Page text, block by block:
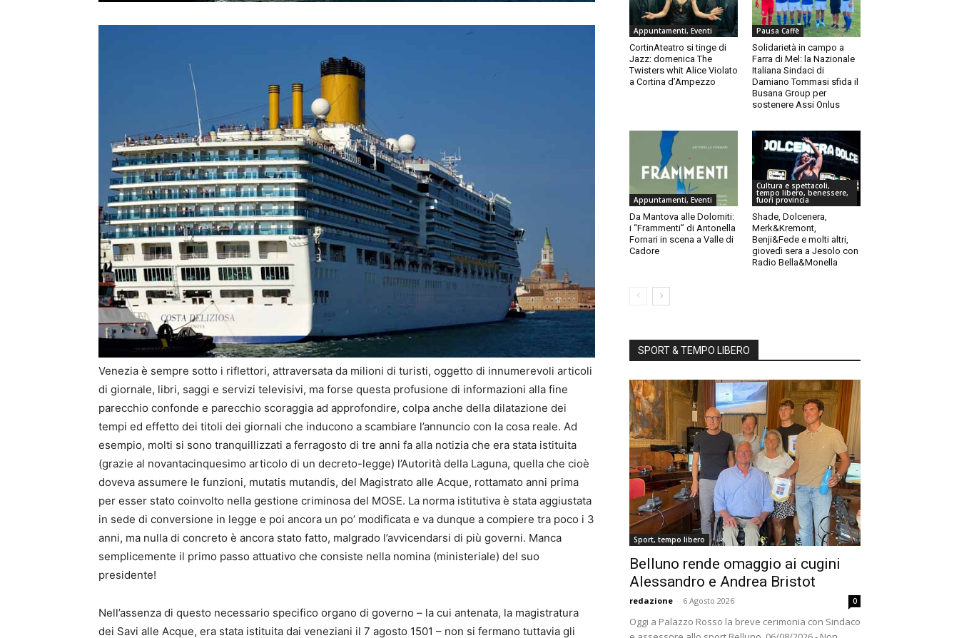
Venezia è sempre sotto i riflettori, attraversata da milioni di turisti, oggetto di innumerevoli articoli
di giornale, libri, saggi e servizi televisivi, ma forse questa profusione di informazioni alla fine
parecchio confonde e parecchio scoraggia ad approfondire, colpa anche della dilatazione dei
tempi ed effetto dei titoli dei giornali che inducono a scambiare l’annuncio con la cosa reale. Ad
esempio, molti si sono tranquillizzati a ferragosto di tre anni fa alla notizia che era stata istituita
(grazie al novantacinquesimo articolo di un decreto-legge) l’Autorità della Laguna, quella che cioè
doveva assumere le funzioni, mutatis mutandis, del Magistrato alle Acque, rottamato anni prima
per esser stato coinvolto nella gestione criminosa del MOSE. La norma istitutiva è stata aggiustata
in sede di conversione in legge e poi ancora un po’ modificata e va dunque a compiere tra poco i 3
anni, ma nulla di concreto è ancora stato fatto, malgrado l’avvicendarsi di più governi. Manca
semplicemente il primo passo attuativo che consiste nella nomina (ministeriale) del suo
presidente!
Nell’assenza di questo necessario specifico organo di governo – la cui antenata, la magistratura
dei Savi alle Acque, era stata istituita dai veneziani il 7 agosto 1501 – non si fermano tuttavia gli
Appuntamenti, Eventi
CortinAteatro si tinge di
Jazz: domenica The
Twisters whit Alice Violato
a Cortina d’Ampezzo
Pausa Caffè
Solidarietà in campo a
Farra di Mel: la Nazionale
Italiana Sindaci di
Damiano Tommasi sfida il
Busana Group per
sostenere Assi Onlus
Appuntamenti, Eventi
Da Mantova alle Dolomiti:
i “Frammenti” di Antonella
Fornari in scena a Valle di
Cadore
Cultura e spettacoli,
tempo libero, benessere,
fuori provincia
Shade, Dolcenera,
Merk&Kremont,
Benji&Fede e molti altri,
giovedì sera a Jesolo con
Radio Bella&Monella
SPORT & TEMPO LIBERO
Sport, tempo libero
Belluno rende omaggio ai cugini
Alessandro e Andrea Bristot
redazione - 6 Agosto 2026 0
Oggi a Palazzo Rosso la breve cerimonia con Sindaco